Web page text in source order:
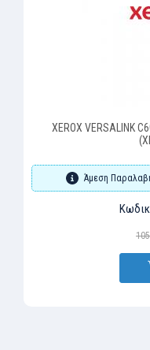
XEROX VERSALINK
Άμεση